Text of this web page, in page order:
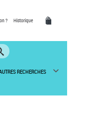
? Historique
RECHERCHES